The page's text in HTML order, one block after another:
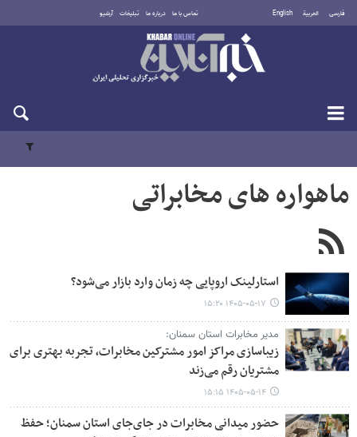
فارسی العربية English تماس با ما درباره ما تبلیغات آرشیو
شنبه ۱۷ مرداد ۱۴۰۵
ماهواره های مخابراتی
استارلینک اروپایی چه زمان وارد بازار می‌شود؟
۱۴۰۵-۰۵-۱۷ ۱۵:۲۰
مدیر مخابرات استان سمنان:
زیباسازی مراکز امور مشترکین مخابرات، تجربه بهتری برای
مشتریان رقم می‌زند
۱۴۰۵-۰۵-۱۴ ۱۵:۱۵
حضور میدانی مخابرات در جای‌جای استان سمنان؛ حفظ